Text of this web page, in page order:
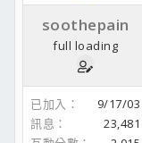
soothepain
full loading
已加入
9/17/03
訊息
23,481